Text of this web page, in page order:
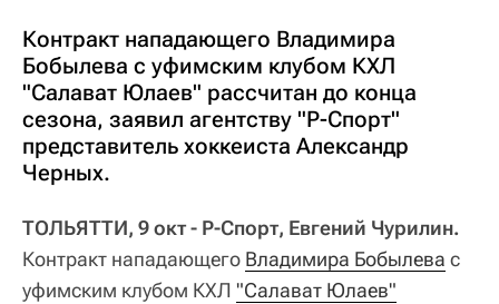
Контракт нападающего Владимира
Бобылева с уфимским клубом КХЛ
"Салават Юлаев" рассчитан до конца
сезона, заявил агентству "Р-Спорт"
представитель хоккеиста Александр
Черных.
ТОЛЬЯТТИ, 9 окт - Р-Спорт, Евгений Чурилин.
Контракт нападающего Владимира Бобылева с
уфимским клубом КХЛ "Салават Юлаев"